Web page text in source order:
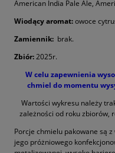
American India Pale Ale,
Wiodący aromat:owoce
Zamiennik: brak.
Zbiór:2025r.
W celu zapewnienia
chmiel do momentu
Wartości wykresu należy
zależności od roku zbiorów,
Porcje chmielu pakowane są
jego próżniowego